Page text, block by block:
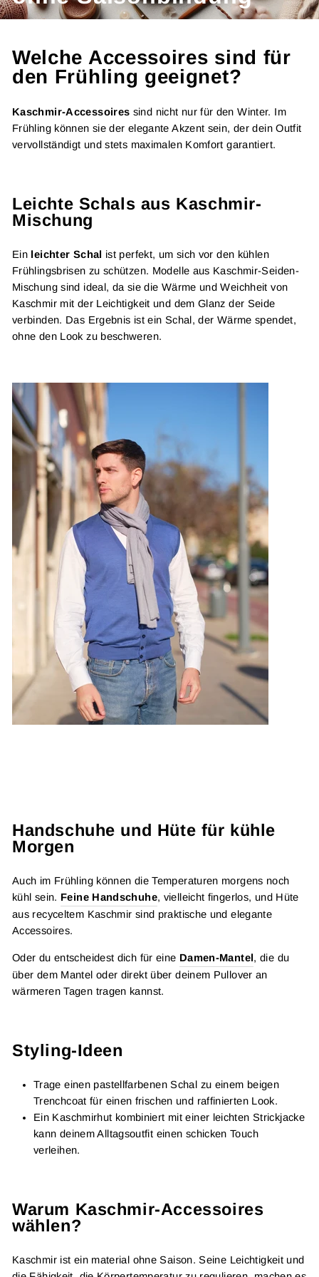
Welche Accessoires sind für
den Frühling geeignet?
Kaschmir-Accessoires sind nicht nur für den Winter. Im
Frühling können sie der elegante Akzent sein, der dein Outfit
vervollständigt und stets maximalen Komfort garantiert.
Leichte Schals aus Kaschmir-
Mischung
Ein leichter Schal ist perfekt, um sich vor den kühlen
Frühlingsbrisen zu schützen. Modelle aus Kaschmir-Seiden-
Mischung sind ideal, da sie die Wärme und Weichheit von
Kaschmir mit der Leichtigkeit und dem Glanz der Seide
verbinden. Das Ergebnis ist ein Schal, der Wärme spendet,
ohne den Look zu beschweren.
Handschuhe und Hüte für kühle
Morgen
Auch im Frühling können die Temperaturen morgens noch
kühl sein. Feine Handschuhe, vielleicht fingerlos, und Hüte
aus recyceltem Kaschmir sind praktische und elegante
Accessoires.
Oder du entscheidest dich für eine Damen-Mantel, die du
über dem Mantel oder direkt über deinem Pullover an
wärmeren Tagen tragen kannst.
Styling-Ideen
Trage einen pastellfarbenen Schal zu einem beigen
Trenchcoat für einen frischen und raffinierten Look.
Ein Kaschmirhut kombiniert mit einer leichten Strickjacke
kann deinem Alltagsoutfit einen schicken Touch
verleihen.
Warum Kaschmir-Accessoires
wählen?
Kaschmir ist ein material ohne Saison. Seine Leichtigkeit und